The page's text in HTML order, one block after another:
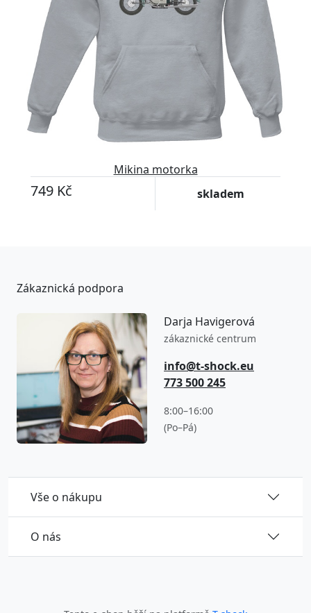
Mikina motorka
749 Kč skladem
Vše o nákupu
O nás
Zákaznická podpora
Darja Havigerová
zákaznické centrum
info@t-shock.eu
773 500 245
8:00–16:00
(Po–Pá)